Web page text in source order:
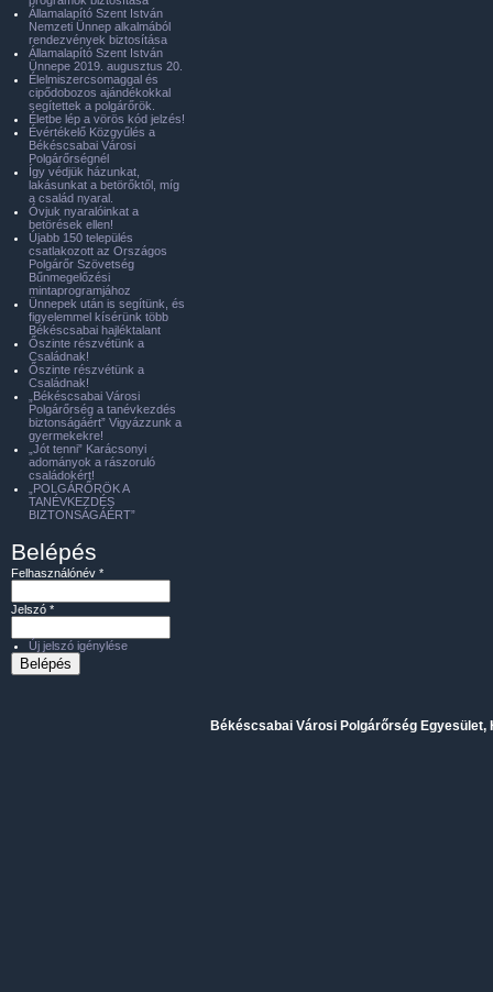
Államalapító Szent István
Nemzeti Ünnep alkalmából
rendezvények biztosítása
Államalapító Szent István
Ünnepe 2019. augusztus 20.
Élelmiszercsomaggal és
cipődobozos ajándékokkal
segítettek a polgárőrök.
Életbe lép a vörös kód jelzés!
Évértékelő Közgyűlés a
Békéscsabai Városi
Polgárőrségnél
Így védjük házunkat,
lakásunkat a betörőktől, míg
a család nyaral.
Óvjuk nyaralóinkat a
betörések ellen!
Újabb 150 település
csatlakozott az Országos
Polgárőr Szövetség
Bűnmegelőzési
mintaprogramjához
Ünnepek után is segítünk, és
figyelemmel kísérünk több
Békéscsabai hajléktalant
Őszinte részvétünk a
Családnak!
Őszinte részvétünk a
Családnak!
„Békéscsabai Városi
Polgárőrség a tanévkezdés
biztonságáért” Vigyázzunk a
gyermekekre!
„Jót tenni” Karácsonyi
adományok a rászoruló
családokért!
„POLGÁRŐRÖK A
TANÉVKEZDÉS
BIZTONSÁGÁÉRT”
Belépés
Felhasználónév *
Jelszó *
Új jelszó igénylése
Békéscsabai Városi Polgárőrség Egyesület,